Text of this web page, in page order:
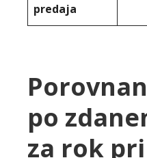
predaja
po
za rok pri